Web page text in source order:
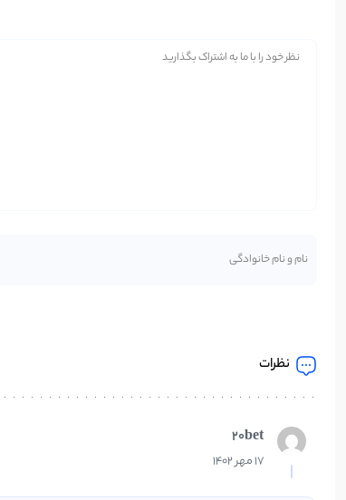
نظرات
20bet
17 مهر 1402